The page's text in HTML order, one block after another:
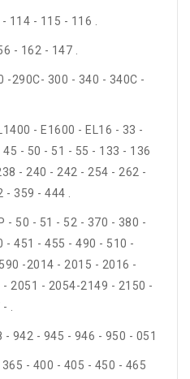
114 - 115 - 116 .
- 162 - 147 .
-290C- 300 - 340 - 340C -
- E1600 - EL16 - 33 -
- 50 - 51 - 55 - 133 - 136
- 240 - 242 - 254 - 262 -
359 - 444 .
- 50 - 51 - 52 - 370 - 380 -
- 451 - 455 - 490 - 510 -
-2014 - 2015 - 2016 -
2051 - 2054-2149 - 2150 -
.
- 942 - 945 - 946 - 950 - 051
365 - 400 - 405 - 450 - 465